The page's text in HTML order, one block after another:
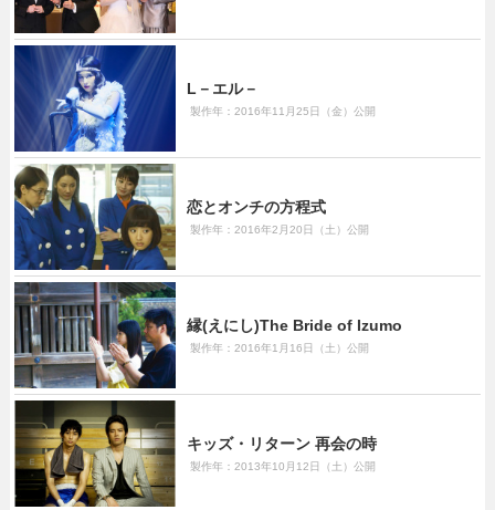
L－エル－
製作年：2016年11月25日（金）公開
恋とオンチの方程式
製作年：2016年2月20日（土）公開
縁(えにし)The Bride of Izumo
製作年：2016年1月16日（土）公開
キッズ・リターン 再会の時
製作年：2013年10月12日（土）公開